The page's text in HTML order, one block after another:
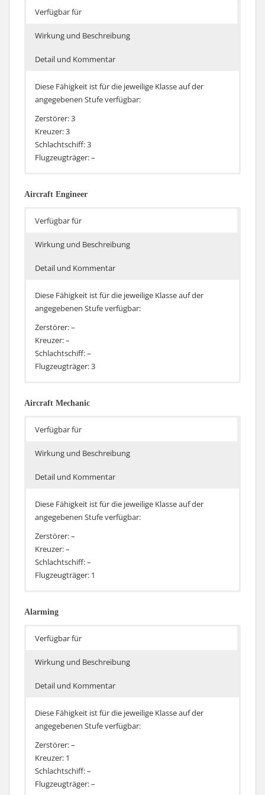
Verfügbar für
Wirkung und Beschreibung
Detail und Kommentar
Diese Fähigkeit ist für die jeweilige Klasse auf der
angegebenen Stufe verfügbar:
Zerstörer: 3
Kreuzer: 3
Schlachtschiff: 3
Flugzeugträger: –
Nachladezeit aller Bewaffnung des Schiffs um 0.2% und
bei Adrenalinrausch wird nun auch die Flugabwehr mit
angeschlagenes Schiff für einen Träger zu einem
Aircraft Engineer
Verfügbar für
Wirkung und Beschreibung
Detail und Kommentar
Diese Fähigkeit ist für die jeweilige Klasse auf der
angegebenen Stufe verfügbar:
Zerstörer: –
Kreuzer: –
Schlachtschiff: –
Flugzeugträger: 3
Flugabwehr an Flugzeugen sinkt um 10%
und betrifft weiterhin nur den kontinuierlichen
Explosionen.
Aircraft Mechanic
Verfügbar für
Wirkung und Beschreibung
Detail und Kommentar
Diese Fähigkeit ist für die jeweilige Klasse auf der
angegebenen Stufe verfügbar:
Zerstörer: –
Kreuzer: –
Schlachtschiff: –
Flugzeugträger: 1
Flugzeuges wird um 5% reduziert
Alarming
Verfügbar für
Wirkung und Beschreibung
Detail und Kommentar
Diese Fähigkeit ist für die jeweilige Klasse auf der
angegebenen Stufe verfügbar:
Zerstörer: –
Kreuzer: 1
Schlachtschiff: –
Flugzeugträger: –